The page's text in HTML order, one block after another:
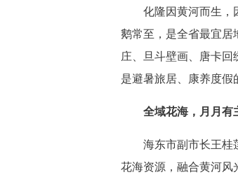
化隆因黄河而生，因
鹅常至，是全省最宜居
庄、旦斗壁画、唐卡回
是避暑旅居、康养度假
全域花海，月月有
海东市副市长王桂莲
花海资源，融合黄河风